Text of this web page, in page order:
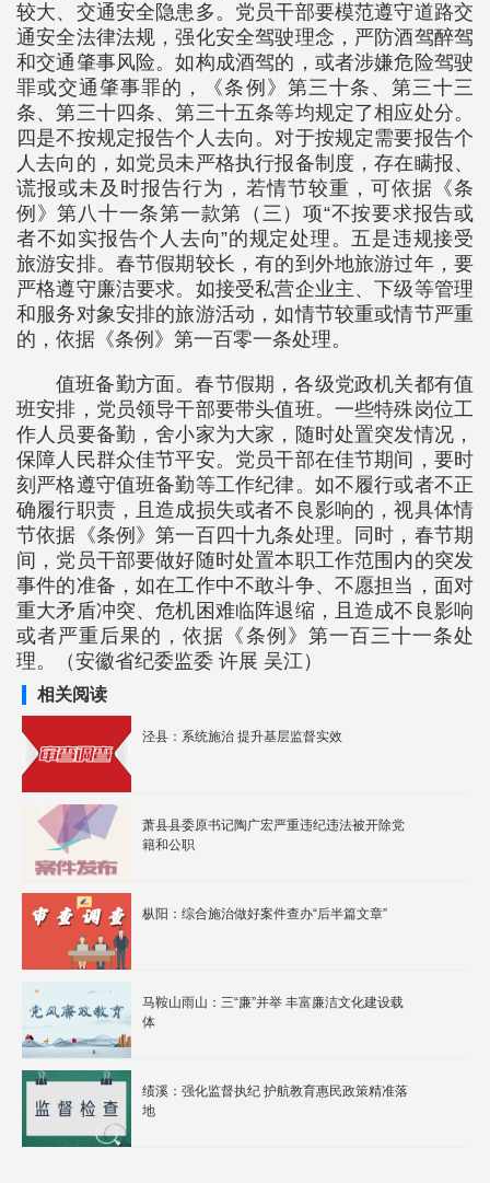
较大、交通安全隐患多。党员干部要模范遵守道路交
通安全法律法规，强化安全驾驶理念，严防酒驾醉驾
和交通肇事风险。如构成酒驾的，或者涉嫌危险驾驶
罪或交通肇事罪的，《条例》第三十条、第三十三
条、第三十四条、第三十五条等均规定了相应处分。
四是不按规定报告个人去向。对于按规定需要报告个
人去向的，如党员未严格执行报备制度，存在瞒报、
谎报或未及时报告行为，若情节较重，可依据《条
例》第八十一条第一款第（三）项“不按要求报告或
者不如实报告个人去向”的规定处理。五是违规接受
旅游安排。春节假期较长，有的到外地旅游过年，要
严格遵守廉洁要求。如接受私营企业主、下级等管理
和服务对象安排的旅游活动，如情节较重或情节严重
的，依据《条例》第一百零一条处理。
值班备勤方面。春节假期，各级党政机关都有值
班安排，党员领导干部要带头值班。一些特殊岗位工
作人员要备勤，舍小家为大家，随时处置突发情况，
保障人民群众佳节平安。党员干部在佳节期间，要时
刻严格遵守值班备勤等工作纪律。如不履行或者不正
确履行职责，且造成损失或者不良影响的，视具体情
节依据《条例》第一百四十九条处理。同时，春节期
间，党员干部要做好随时处置本职工作范围内的突发
事件的准备，如在工作中不敢斗争、不愿担当，面对
重大矛盾冲突、危机困难临阵退缩，且造成不良影响
或者严重后果的，依据《条例》第一百三十一条处
理。（安徽省纪委监委 许展 吴江）
相关阅读
泾县：系统施治 提升基层监督实效
萧县县委原书记陶广宏严重违纪违法被开除党
籍和公职
枞阳：综合施治做好案件查办“后半篇文章”
马鞍山雨山：三“廉”并举 丰富廉洁文化建设载
体
绩溪：强化监督执纪 护航教育惠民政策精准落
地